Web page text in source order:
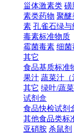
甾体激素类 磺
素类药物 聚醚
素 孔雀石绿与
毒素标准物质
霉菌毒素 细菌
其它
食品基质标准
果汁 蔬菜汁（
其它 绿叶/蔬菜
试剂盒
食品快检试剂
其他食品类标
亚硝胺 杀鼠剂